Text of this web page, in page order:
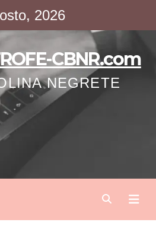
2026
CBNR.com
NEGRETE